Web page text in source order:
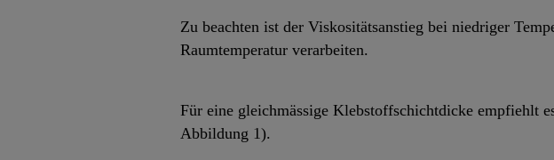
Zu beachten ist der Viskositätsanstieg bei niedriger
Raumtemperatur verarbeiten.
Für eine gleichmässige Klebstoffschichtdicke empfiehlt
Abbildung 1).